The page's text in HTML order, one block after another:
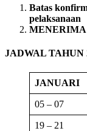
Batas
pelaksanaan
JADWAL TAHUN
JANUARI
05 – 07
19 – 21